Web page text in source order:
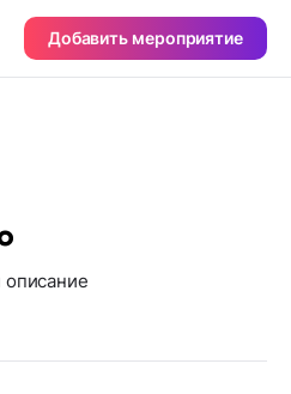
Добавить мероприятие
описание